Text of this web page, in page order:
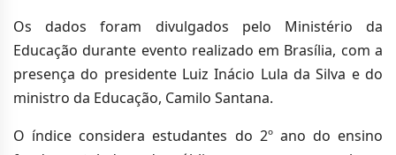
Os dados foram divulgados pelo Ministério da
Educação durante evento realizado em Brasília, com a
presença do presidente Luiz Inácio Lula da Silva e do
ministro da Educação, Camilo Santana.
O índice considera estudantes do 2º ano do ensino